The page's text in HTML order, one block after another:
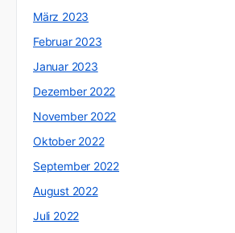
März 2023
Februar 2023
Januar 2023
Dezember 2022
November 2022
Oktober 2022
September 2022
August 2022
Juli 2022